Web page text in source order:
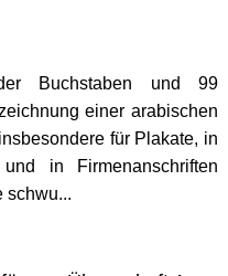
Buchstaben und 99
einer arabischen
für Plakate, in
in Firmenanschriften
schwu...